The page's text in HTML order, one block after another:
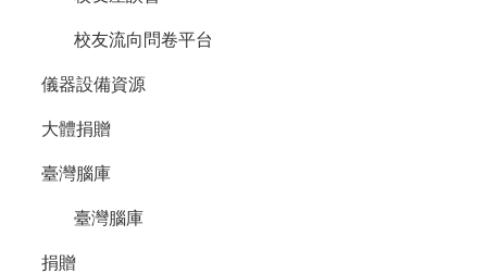
校友流向問卷平台
儀器設備資源
大體捐贈
臺灣腦庫
臺灣腦庫
捐贈